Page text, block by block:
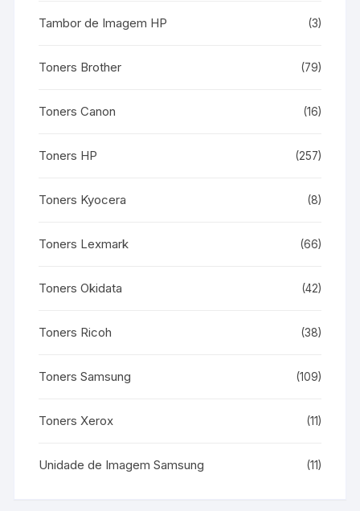
Tambor de Imagem HP (3)
Toners Brother (79)
Toners Canon (16)
Toners HP (257)
Toners Kyocera (8)
Toners Lexmark (66)
Toners Okidata (42)
Toners Ricoh (38)
Toners Samsung (109)
Toners Xerox (11)
Unidade de Imagem Samsung (11)